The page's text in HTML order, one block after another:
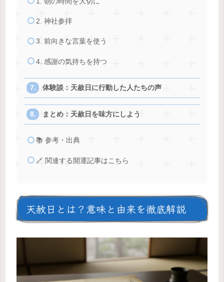
2. 神社参拝
3. 前向きな言葉を使う
4. 感謝の気持ちを持つ
体験談：天赦日に行動した人たちの声
まとめ：天赦日を味方にしよう
📚 参考・出典
🔗 関連する開運記事はこちら
天赦日とは？意味と由来を徹底解説